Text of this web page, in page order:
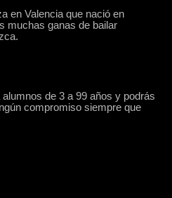
en Valencia que nació en
muchas ganas de bailar
de 3 a 99 años y podrás
compromiso siempre que